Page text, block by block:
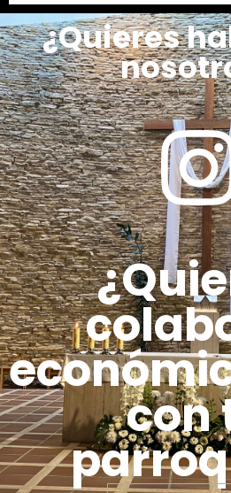
¿Quieres
con